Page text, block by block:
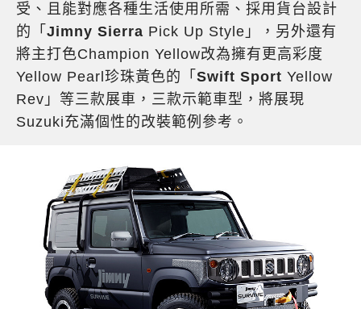
受、且能對應各種生活使用所需、採用貨台設計
的「 Jimny Sierra Pick Up Style」，另外還有
將主打色Champion Yellow改為擁有更高彩度
Yellow Pearl珍珠黃色的「 Swift Sport Yellow
Rev」等三款展車，三款示範車型，將展現
Suzuki充滿個性的改裝範例參考。